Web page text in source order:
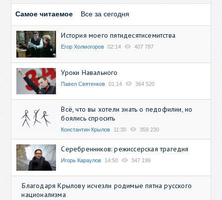
Самое читаемое Все за сегодня
История моего пятидесятисемитства
Егор Холмогоров 02:14 407 787
Уроки Навального
Павел Святенков 01:14 364 520
Всё, что вы хотели знать о педофилии, но
боялись спросить
Константин Крылов 11:30 359 230
Серебренников: режиссерская трагедия
Игорь Караулов 14:50 347 199
Благодаря Крылову исчезли родимые пятна русского
национализма